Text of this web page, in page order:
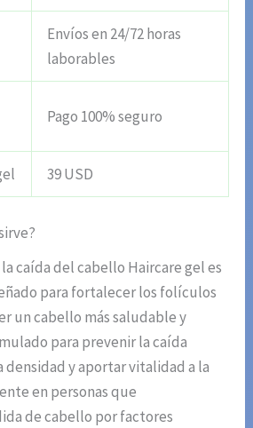
Envíos en 24/72 horas
laborables
Pago 100% seguro
39 USD
caída del cabello Haircare gel es
para fortalecer los folículos
un cabello más saludable y
para prevenir la caída
densidad y aportar vitalidad a la
en personas que
de cabello por factores